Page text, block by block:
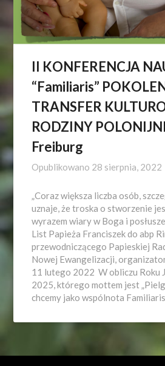
II KONFERENCJA
“Familiaris”
TRANSFER
RODZINY
Freiburg
Opublikowano 28 sierpnia, 2022
„Coraz większa liczba osób,
uznaje, że troska o stworzenie
wyrazem wiary w Boga i
List Papieża Franciszek do abp
przewodniczącego Papieskiej
Nowej Ewangelizacji,
11 lutego 2022 W obliczu Roku
2025, którego mottem jest
chcemy jako wspólnota